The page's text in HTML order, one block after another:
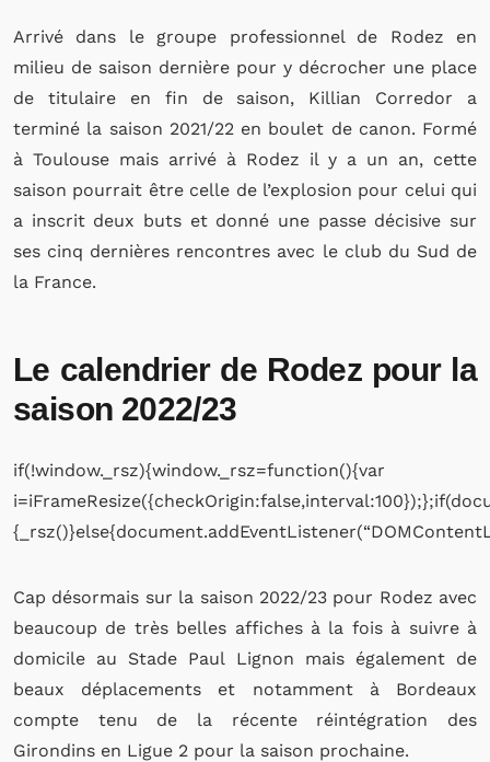
Arrivé dans le groupe professionnel de Rodez en
milieu de saison dernière pour y décrocher une place
de titulaire en fin de saison, Killian Corredor a
terminé la saison 2021/22 en boulet de canon. Formé
à Toulouse mais arrivé à Rodez il y a un an, cette
saison pourrait être celle de l’explosion pour celui qui
a inscrit deux buts et donné une passe décisive sur
ses cinq dernières rencontres avec le club du Sud de
la France.
Le calendrier de Rodez pour la
saison 2022/23
if(!window._rsz){window._rsz=function(){var
Cap désormais sur la saison 2022/23 pour Rodez avec
beaucoup de très belles affiches à la fois à suivre à
domicile au Stade Paul Lignon mais également de
beaux déplacements et notamment à Bordeaux
compte tenu de la récente réintégration des
Girondins en Ligue 2 pour la saison prochaine.